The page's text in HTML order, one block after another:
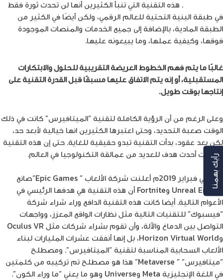
. هذه التقنية التي تنبأ الكثيرين أنها لن تحدث ثورة فقط
في طبقة البنية التحتية للعالم الرقمي، ولكن أيضًا في الكثير من
الطبقة المادية، بالإضافة إلى جميع الخدمات والمنصات الموجودة
فوقها، وكيفية عملها، وما يبيعونه عليها.
غالبًا ما يتم فهم الخطوط العريضة التقريبية للحلول والابتكارات
المستقبلية، أو إنه يتم الاتفاق عليها مسبقًا قبل القدرة التقنية على
إنتاجها بوقت طويل.
وعلى الرغم من أن الرؤية الكاملة لتقنية “الميتافيرس” كانت في ذلك
الوقت صعبة التحديد، وحتى اعتبرها الكثيرين انها خيالية لأبعد حد،
لكن بعد عقود، بدأت التقنية تبدو حقيقية للغاية. حتى إن هذه التقنية
أصبحت أحدث هدف للعديد من عمالقة التكنولوجيا في العالم.
مثلا في فبراير 2019م أعلنت شركة الألعاب ” Epic Games”صانع
Unreal Engine وFortnite أن هذه التقنية هي هدفها الرئيسي في
الأعوام التالية. أيضا كانت هذه التقنية الدافع وراء شراء شركة
“فيسبوك” للتقنيات التالية مثل نظارات الواقع المعزز، وواجهات
التواصل بين الدماغ والآلة، وأن تقوم بشراء شركات مثل Oculus VR
وHorizon Virtual World، بل إنها أنفقت عشرات المليارات لبناء
الألعاب السحابية المناسبة لتقنية “الميتافيرس”. ومصطلح
“ميتافيرس” ” Metaverse” هذا هو مصطلح تم تركيبه من كلمتين
في اللغة الإنجليزية Meta وUniverse وهو ما يعني “ما وراء الكون”.
رأيك بهمنا